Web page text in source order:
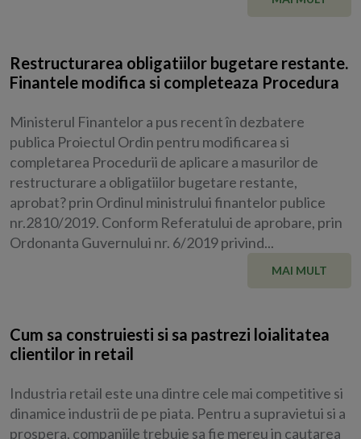
Restructurarea obligatiilor bugetare restante.
Finantele modifica si completeaza Procedura
Ministerul Finantelor a pus recent în dezbatere
publica Proiectul Ordin pentru modificarea si
completarea Procedurii de aplicare a masurilor de
restructurare a obligatiilor bugetare restante,
aprobat? prin Ordinul ministrului finantelor publice
nr.2810/2019. Conform Referatului de aprobare, prin
Ordonanta Guvernului nr. 6/2019 privind...
MAI MULT
Cum sa construiesti si sa pastrezi loialitatea
clientilor in retail
Industria retail este una dintre cele mai competitive si
dinamice industrii de pe piata. Pentru a supravietui si a
prospera, companiile trebuie sa fie mereu in cautarea